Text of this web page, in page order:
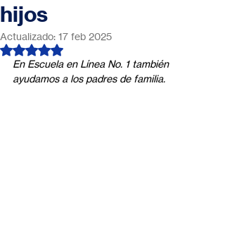
hijos
Actualizado: 17 feb 2025
Obtuvo NaN de 5 estrellas.
En Escuela en Línea No. 1 también
ayudamos a los padres de familia.